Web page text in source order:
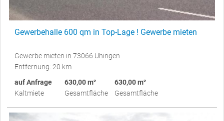
Gewerbehalle 600 qm in Top-Lage ! Gewerbe mieten
Gewerbe mieten in 73066 Uhingen
Entfernung: 20 km
auf Anfrage
Kaltmiete
630,00 m²
Gesamtfläche
630,00 m²
Gesamtfläche